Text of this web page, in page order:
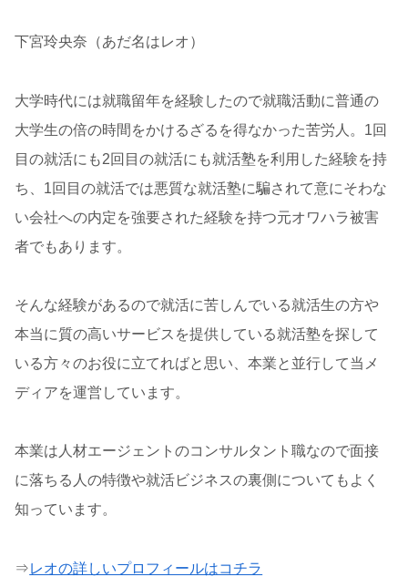
下宮玲央奈（あだ名はレオ）
大学時代には就職留年を経験したので就職活動に普通の
大学生の倍の時間をかけるざるを得なかった苦労人。1回
目の就活にも2回目の就活にも就活塾を利用した経験を持
ち、1回目の就活では悪質な就活塾に騙されて意にそわな
い会社への内定を強要された経験を持つ元オワハラ被害
者でもあります。
そんな経験があるので就活に苦しんでいる就活生の方や
本当に質の高いサービスを提供している就活塾を探して
いる方々のお役に立てればと思い、本業と並行して当メ
ディアを運営しています。
本業は人材エージェントのコンサルタント職なので面接
に落ちる人の特徴や就活ビジネスの裏側についてもよく
知っています。
⇒レオの詳しいプロフィールはコチラ